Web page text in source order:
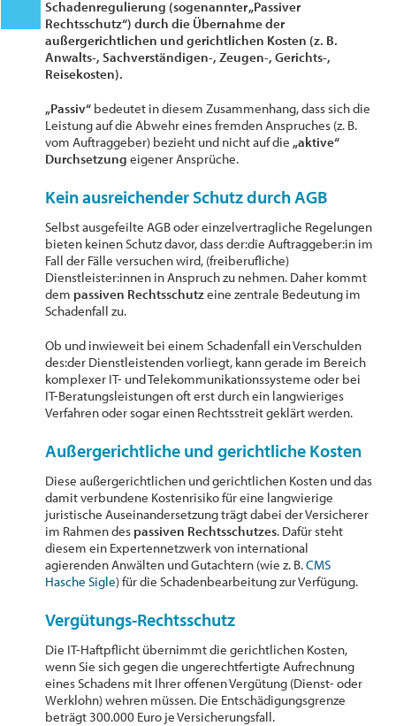
Schadenregulierung (sogenannter „Passiver
Rechtsschutz“) durch die Übernahme der
außergerichtlichen und gerichtlichen Kosten (z. B.
Anwalts-, Sachverständigen-, Zeugen-, Gerichts-,
Reisekosten).
„Passiv“ bedeutet in diesem Zusammenhang, dass sich die
Leistung auf die Abwehr eines fremden Anspruches (z. B.
vom Auftraggeber) bezieht und nicht auf die „aktive“
Durchsetzung eigener Ansprüche.
Kein ausreichender Schutz durch AGB
Selbst ausgefeilte AGB oder einzelvertragliche Regelungen
bieten keinen Schutz davor, dass der:die Auftraggeber:in im
Fall der Fälle versuchen wird, (freiberufliche)
Dienstleister:innen in Anspruch zu nehmen. Daher kommt
dem passiven Rechtsschutzeine zentrale Bedeutung im
Schadenfall zu.
Ob und inwieweit bei einem Schadenfall ein Verschulden
des:der Dienstleistenden vorliegt, kann gerade im Bereich
komplexer IT- und Telekommunikationssysteme oder bei
IT-Beratungsleistungen oft erst durch ein langwieriges
Verfahren oder sogar einen Rechtsstreit geklärt werden.
Außergerichtliche und gerichtliche Kosten
Diese außergerichtlichen und gerichtlichen Kosten und das
damit verbundene Kostenrisiko für eine langwierige
juristische Auseinandersetzung trägt dabei der Versicherer
im Rahmen des passiven Rechtsschutzes. Dafür steht
diesem ein Expertennetzwerk von international
agierenden Anwälten und Gutachtern (wie z. B.CMS
Hasche Sigle) für die Schadenbearbeitung zur Verfügung.
Vergütungs-Rechtsschutz
Die IT-Haftpflicht übernimmt die gerichtlichen Kosten,
wenn Sie sich gegen die ungerechtfertigte Aufrechnung
eines Schadens mit Ihrer offenen Vergütung (Dienst- oder
Werklohn) wehren müssen. Die Entschädigungsgrenze
beträgt 300.000 Euro je Versicherungsfall.